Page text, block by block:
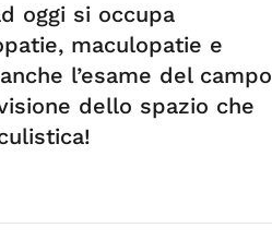
oggi si occupa
maculopatie e
l’esame del campo
dello spazio che